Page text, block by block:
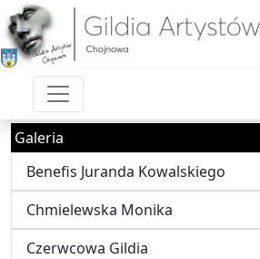
Galeria
Benefis Juranda Kowalskiego
Chmielewska Monika
Czerwcowa Gildia